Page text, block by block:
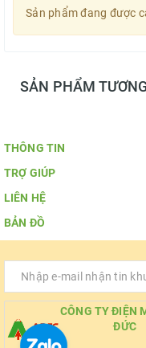
Sản phẩm đang được
SẢN PHẨM
THÔNG TIN
TRỢ GIÚP
LIÊN HỆ
BẢN ĐỒ
CÔNG TY ĐIỆN
ĐỨC